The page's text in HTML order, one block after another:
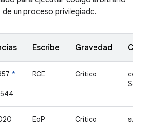
un proceso privilegiado.
Escribe Gravedad
*
RCE Crítico
SoC
EoP Crítico